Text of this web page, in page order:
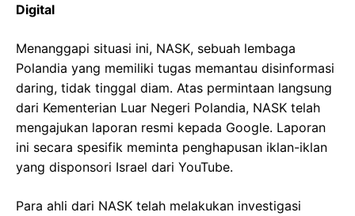
Digital
Menanggapi situasi ini, NASK, sebuah lembaga
Polandia yang memiliki tugas memantau disinformasi
daring, tidak tinggal diam. Atas permintaan langsung
dari Kementerian Luar Negeri Polandia, NASK telah
mengajukan laporan resmi kepada Google. Laporan
ini secara spesifik meminta penghapusan iklan-iklan
yang disponsori Israel dari YouTube.
Para ahli dari NASK telah melakukan investigasi